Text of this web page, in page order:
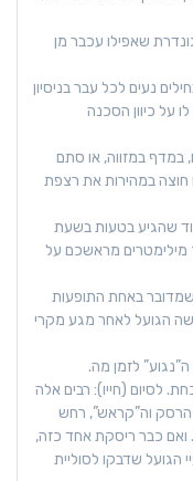
שאפילו עכבר מן
נעים לכל עבר בניסיון
על כיוון הסכנה
במדף במזווה, או סתם
במהירות את רצפת
שהגיע בטעות בשעת
מילימטרים מראשכם על
שמדובר באחת התופעות
הגועל לאחר מגע מקרי
לזמן מה.
לסיום (חייו): רבים אלה
הרסק וה”קראש”, רחש
ואם כבר ריסקת אחד כזה,
הגועל שדבקו לסוליית